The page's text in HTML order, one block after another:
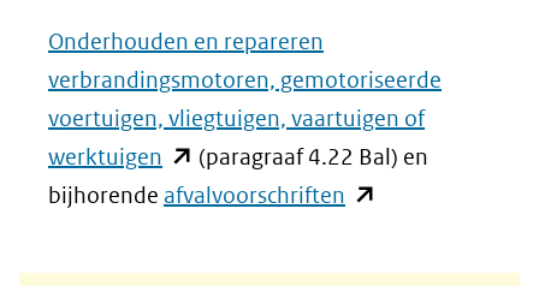
website)
venster)
(verwijst
naar
een
andere
venster)
(verwijst
een
Onderhouden en repareren
verbrandingsmotoren, gemotoriseerde
voertuigen, vliegtuigen, vaartuigen of
werktuigen (opent
in
venster)
(paragraaf 4.22 Bal) en
bijhorende afvalvoorschriften (opent
nieuw